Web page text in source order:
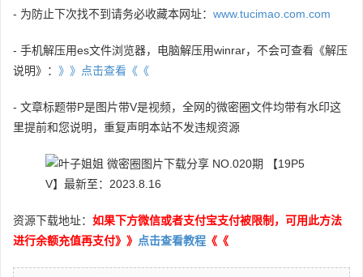
- 为防止下次找不到请务必收藏本网址： www.tucimao.com.com
- 手机解压用es文件浏览器，电脑解压用winrar，不会可查看《解压
说明》： 》》点击查看《《
- 文章标题带P是图片带V是视频，全网的微密圈文件均带有水印这
里提前和您说明，重复声明本站不发违规资源
资源下载地址： 如果下方微信或者支付宝支付被限制，可用此方法
进行余额充值再支付》》 点击查看教程 《《